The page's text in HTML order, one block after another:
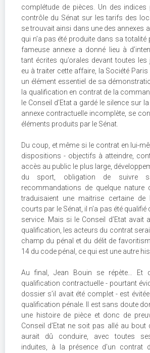
complétude de pièces. Un des indices
contrôle du Sénat sur les tarifs des
se trouvait ainsi dans une des annexes
qui n’a pas été produite dans sa totalité
fameuse annexe a donné lieu à
tant écrites qu’orales devant toutes
eu à traiter cette affaire, la Société
un élément essentiel de sa
la qualification en contrat de la
le Conseil d’Etat a gardé le silence sur
annexe contractuelle incomplète, se
éléments produits par le Sénat.
Du coup, et même si le contrat en lui-
dispositions - objectifs à atteindre,
accès au public le plus large,
du sport, obligation de suivre
recommandations de quelque
traduisaient une maitrise certaine de
courts par le Sénat, il n’a pas été
service. Mais si le Conseil d’Etat avait
qualification, les acteurs du contrat
champ du pénal et du délit de
14 du code pénal, ce qui est une autre
Au final, Jean Bouin se répète… Et
qualification contractuelle - pourtant
dossier s’il avait été complet - est
qualification pénale. Il est sans doute
une histoire de pièce et donc de
Conseil d’Etat ne soit pas allé au bout
aurait dû conduire, avec toutes
induites, à la présence d’un contrat